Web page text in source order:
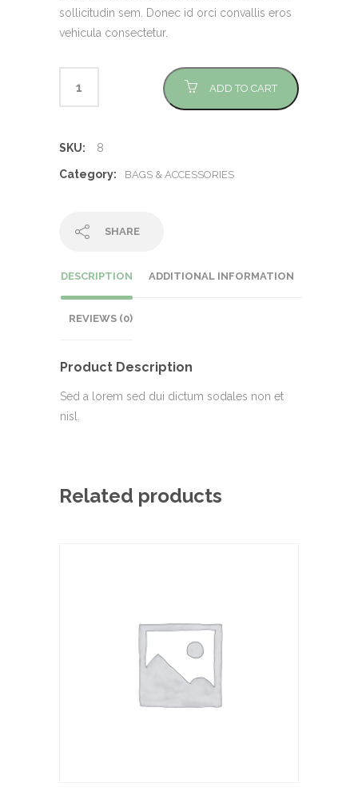
sollicitudin sem. Donec id orci convallis eros
vehicula consectetur.
ADD TO CART
SKU: 8
Category: BAGS & ACCESSORIES
SHARE
DESCRIPTION ADDITIONAL INFORMATION
REVIEWS (0)
Product Description
Sed a lorem sed dui dictum sodales non et
nisl.
Related products